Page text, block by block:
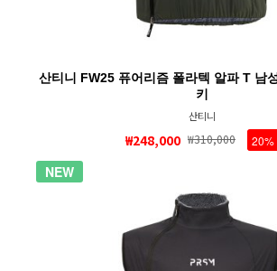
산티니 FW25 퓨어리즘 폴라텍 알파 T 남
키
산티니
₩248,000 ₩310,000 20%
NEW